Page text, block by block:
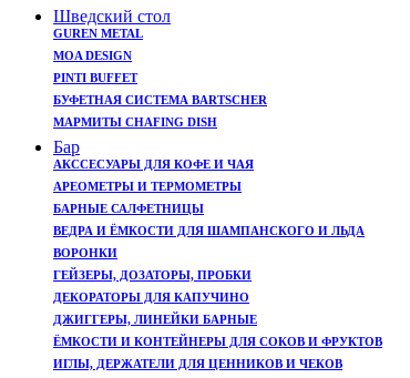
Шведский стол
GUREN METAL
MOA DESIGN
PINTI BUFFET
БУФЕТНАЯ СИСТЕМА BARTSCHER
МАРМИТЫ CHAFING DISH
Бар
АКССЕСУАРЫ ДЛЯ КОФЕ И ЧАЯ
АРЕОМЕТРЫ И ТЕРМОМЕТРЫ
БАРНЫЕ САЛФЕТНИЦЫ
ВЕДРА И ЁМКОСТИ ДЛЯ ШАМПАНСКОГО И ЛЬДА
ВОРОНКИ
ГЕЙЗЕРЫ, ДОЗАТОРЫ, ПРОБКИ
ДЕКОРАТОРЫ ДЛЯ КАПУЧИНО
ДЖИГГЕРЫ, ЛИНЕЙКИ БАРНЫЕ
ЁМКОСТИ И КОНТЕЙНЕРЫ ДЛЯ СОКОВ И ФРУКТОВ
ИГЛЫ, ДЕРЖАТЕЛИ ДЛЯ ЦЕННИКОВ И ЧЕКОВ